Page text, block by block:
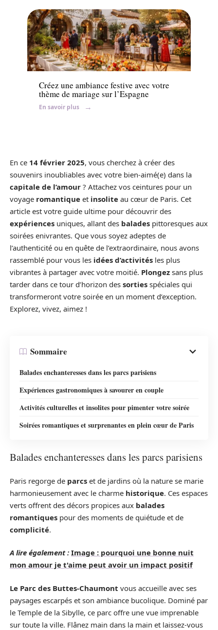
Conseils
Créez une ambiance festive avec votre
thème de mariage sur l’Espagne
En savoir plus
En ce 14 février 2025, vous cherchez à créer des
souvenirs inoubliables avec votre bien-aimé(e) dans la
capitale de l’amour ? Attachez vos ceintures pour un
voyage romantique et insolite au cœur de Paris. Cet
article est votre guide ultime pour découvrir des
expériences uniques, allant des balades pittoresques aux
soirées enivrantes. Que vous soyez adeptes de
l’authenticité ou en quête de l’extraordinaire, nous avons
rassemblé pour vous les idées d’activités les plus
vibrantes à partager avec votre moitié. Plongez sans plus
tarder dans ce tour d’horizon des sorties spéciales qui
transformeront votre soirée en un moment d’exception.
Explorez, vivez, aimez !
Sommaire
Balades enchanteresses dans les parcs parisiens
Expériences gastronomiques à savourer en couple
Activités culturelles et insolites pour pimenter votre soirée
Soirées romantiques et surprenantes en plein cœur de Paris
Balades enchanteresses dans les parcs parisiens
Paris regorge de parcs et de jardins où la nature se marie
harmonieusement avec le charme historique. Ces espaces
verts offrent des décors propices aux balades
romantiques pour des moments de quiétude et de
complicité.
A lire également : Image : pourquoi une bonne nuit
mon amour je t'aime peut avoir un impact positif
Le Parc des Buttes-Chaumont vous accueille avec ses
paysages escarpés et son ambiance bucolique. Dominé par
le Temple de la Sibylle, ce parc offre une vue imprenable
sur toute la ville. Flânez main dans la main et laissez-vous